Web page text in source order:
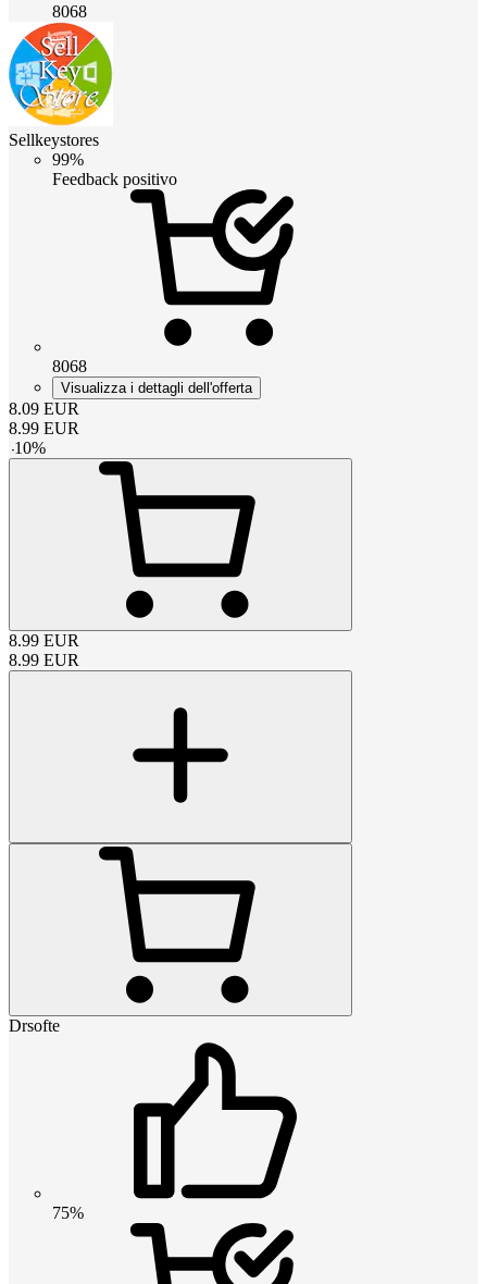
8068
Sellkeystores
99%
Feedback positivo
8068
Visualizza i dettagli dell'offerta
8.09 EUR
8.99 EUR
-10%
8.99 EUR
8.99 EUR
Drsofte
75%